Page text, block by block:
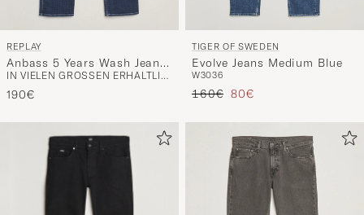
REPLAY
Anbass 5 Years Wash Jeans
Medium Blue
IN VIELEN GRÖSSEN ERHÄLTLICH
190€
TIGER OF SWEDEN
Evolve Jeans Medium Blue
W3036
Regulärer Preis
160€ Reduzierter Preis
80€